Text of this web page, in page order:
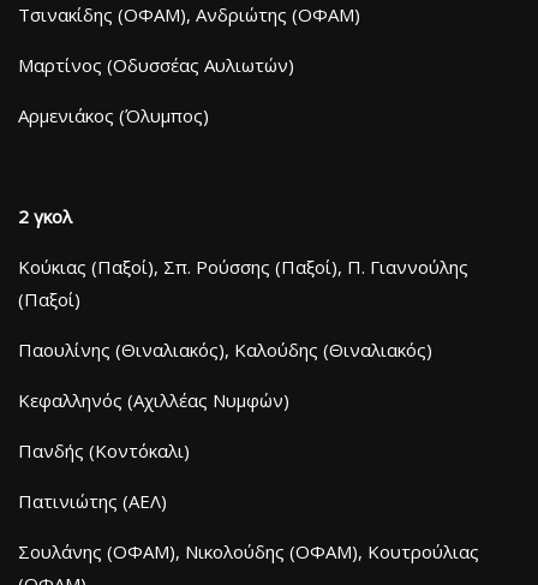
Τσινακίδης (ΟΦΑΜ), Ανδριώτης (ΟΦΑΜ)
Μαρτίνος (Οδυσσέας Αυλιωτών)
Αρμενιάκος (Όλυμπος)
2 γκολ
Κούκιας (Παξοί), Σπ. Ρούσσης (Παξοί), Π. Γιαννούλης
(Παξοί)
Παουλίνης (Θιναλιακός), Καλούδης (Θιναλιακός)
Κεφαλληνός (Αχιλλέας Νυμφών)
Πανδής (Κοντόκαλι)
Πατινιώτης (ΑΕΛ)
Σουλάνης (ΟΦΑΜ), Νικολούδης (ΟΦΑΜ), Κουτρούλιας